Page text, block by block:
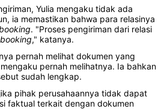
Yulia mengaku tidak ada
ia memastikan bahwa para relasinya
. "Proses pengiriman dari relasi
booking," katanya.
pernah melihat dokumen yang
pernah melihatnya. Ia bahkan
sudah lengkap.
pihak perusahaannya tidak dapat
faktual terkait dengan dokumen